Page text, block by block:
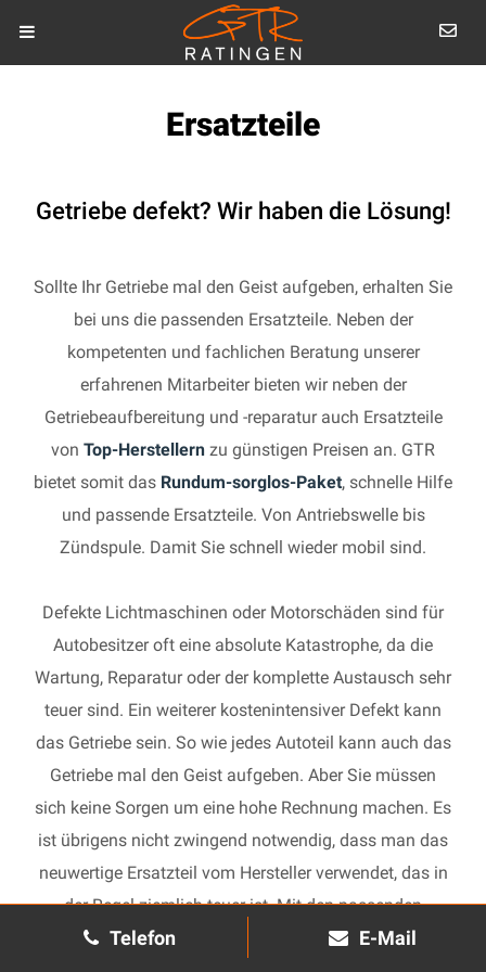
Telefon E-Mail
Ersatzteile
Getriebe defekt? Wir haben die Lösung!
Sollte Ihr Getriebe mal den Geist aufgeben, erhalten Sie
bei uns die passenden Ersatzteile. Neben der
kompetenten und fachlichen Beratung unserer
erfahrenen Mitarbeiter bieten wir neben der
Getriebeaufbereitung und -reparatur auch Ersatzteile
von Top-Herstellern zu günstigen Preisen an. GTR
bietet somit das Rundum-sorglos-Paket, schnelle Hilfe
und passende Ersatzteile. Von Antriebswelle bis
Zündspule. Damit Sie schnell wieder mobil sind.
Defekte Lichtmaschinen oder Motorschäden sind für
Autobesitzer oft eine absolute Katastrophe, da die
Wartung, Reparatur oder der komplette Austausch sehr
teuer sind. Ein weiterer kostenintensiver Defekt kann
das Getriebe sein. So wie jedes Autoteil kann auch das
Getriebe mal den Geist aufgeben. Aber Sie müssen
sich keine Sorgen um eine hohe Rechnung machen. Es
ist übrigens nicht zwingend notwendig, dass man das
neuwertige Ersatzteil vom Hersteller verwendet, das in
der Regel ziemlich teuer ist. Mit den passenden
Ersatzteilen kann jedes gebrauchte Getriebe schnell